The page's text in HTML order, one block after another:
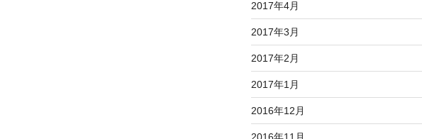
2017年4月
2017年3月
2017年2月
2017年1月
2016年12月